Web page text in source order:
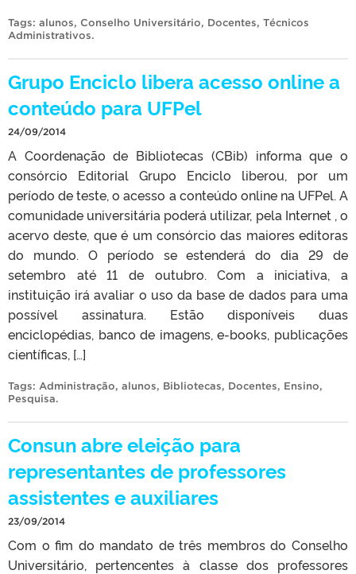
Tags: alunos, Conselho Universitário, Docentes, Técnicos
Administrativos.
Grupo Enciclo libera acesso online a
conteúdo para UFPel
24/09/2014
A Coordenação de Bibliotecas (CBib) informa que o
consórcio Editorial Grupo Enciclo liberou, por um
período de teste, o acesso a conteúdo online na UFPel. A
comunidade universitária poderá utilizar, pela Internet , o
acervo deste, que é um consórcio das maiores editoras
do mundo. O período se estenderá do dia 29 de
setembro até 11 de outubro. Com a iniciativa, a
instituição irá avaliar o uso da base de dados para uma
possível assinatura. Estão disponíveis duas
enciclopédias, banco de imagens, e-books, publicações
científicas, […]
Tags: Administração, alunos, Bibliotecas, Docentes, Ensino,
Pesquisa.
Consun abre eleição para
representantes de professores
assistentes e auxiliares
23/09/2014
Com o fim do mandato de três membros do Conselho
Universitário, pertencentes à classe dos professores